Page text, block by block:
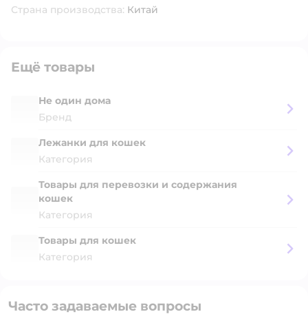
Страна производства: Китай
Ещё товары
Не один дома
Бренд
Лежанки для кошек
Категория
Товары для перевозки и содержания
кошек
Категория
Товары для кошек
Категория
Часто задаваемые вопросы